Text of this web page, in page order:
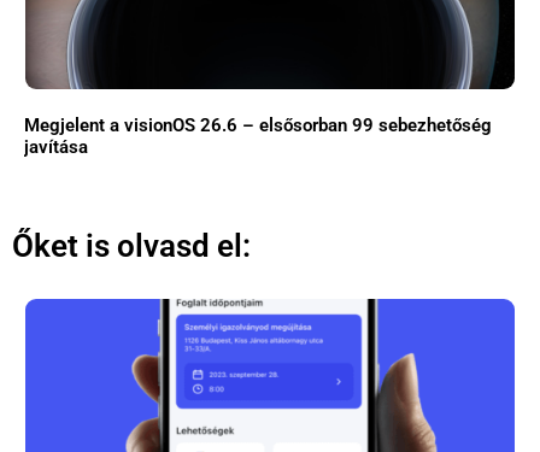
Megjelent a visionOS 26.6 – elsősorban 99 sebezhetőség
javítása
Őket is olvasd el: